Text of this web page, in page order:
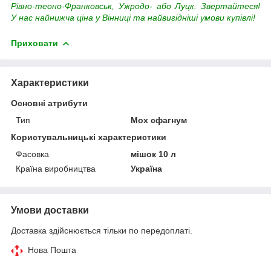
Рівно-теоно-Франковськ, Ужродо- або Луцк. Звертайтеся!
У нас найнижча ціна у Вінниці та найвигідніші умови купівлі!
Приховати
Характеристики
Основні атрибути
Тип
Мох сфагнум
Користувальницькі характеристики
Фасовка
мішок 10 л
Країна виробництва
Україна
Умови доставки
Доставка здійснюється тільки по передоплаті.
Нова Пошта